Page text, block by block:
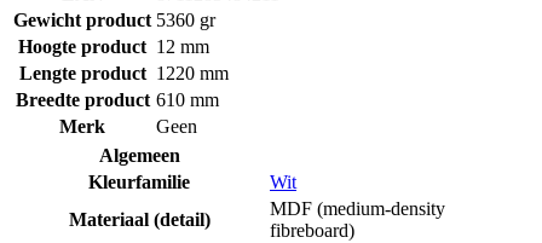
Gewicht product 5360 gr
Hoogte product 12 mm
Lengte product 1220 mm
Breedte product 610 mm
Merk
Geen
Algemeen
Kleurfamilie
Wit
Materiaal (detail)
MDF (medium-density
fibreboard)